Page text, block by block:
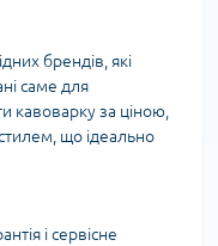
брендів, які
саме для
кавоварку за ціною,
що ідеально
і сервісне